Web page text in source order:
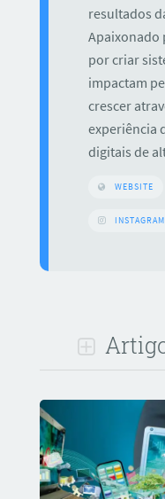
resultados
Apaixonado
por criar
impactam
crescer
experiência
digitais de
WEBSITE
INSTAGRAM